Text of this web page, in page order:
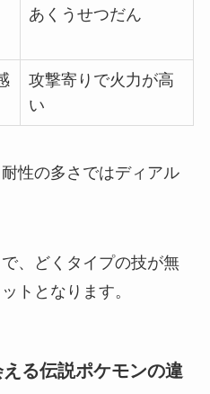
あくうせつだん
攻撃寄りで火力が高
い
性の多さではディアル
、どくタイプの技が無
トとなります。
る伝説ポケモンの違